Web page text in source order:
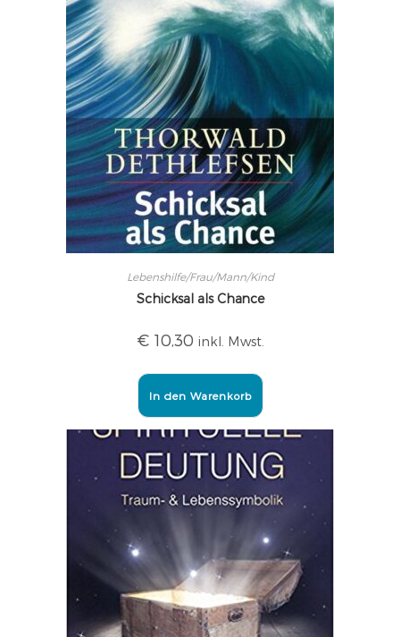
Lebenshilfe/Frau/Mann/Kind
Schicksal als Chance
€ 10,30 inkl. Mwst.
In den Warenkorb